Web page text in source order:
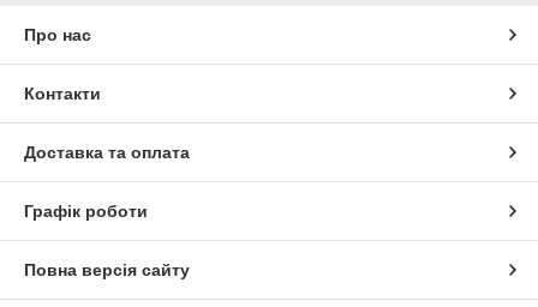
Про нас
Контакти
Доставка та оплата
Графік роботи
Повна версія сайту